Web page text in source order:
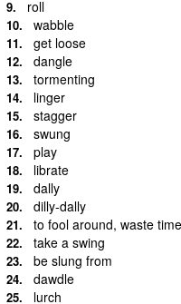
roll
wabble
get loose
dangle
tormenting
linger
stagger
swung
play
librate
dally
dilly-dally
to fool around, waste time
take a swing
be slung from
dawdle
lurch